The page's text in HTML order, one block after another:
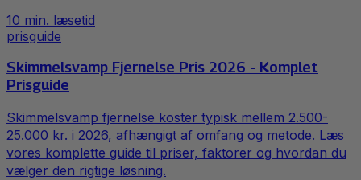
10 min. læsetid
prisguide
Skimmelsvamp Fjernelse Pris 2026 - Komplet
Prisguide
Skimmelsvamp fjernelse koster typisk mellem 2.500-
25.000 kr. i 2026, afhængigt af omfang og metode. Læs
vores komplette guide til priser, faktorer og hvordan du
vælger den rigtige løsning.